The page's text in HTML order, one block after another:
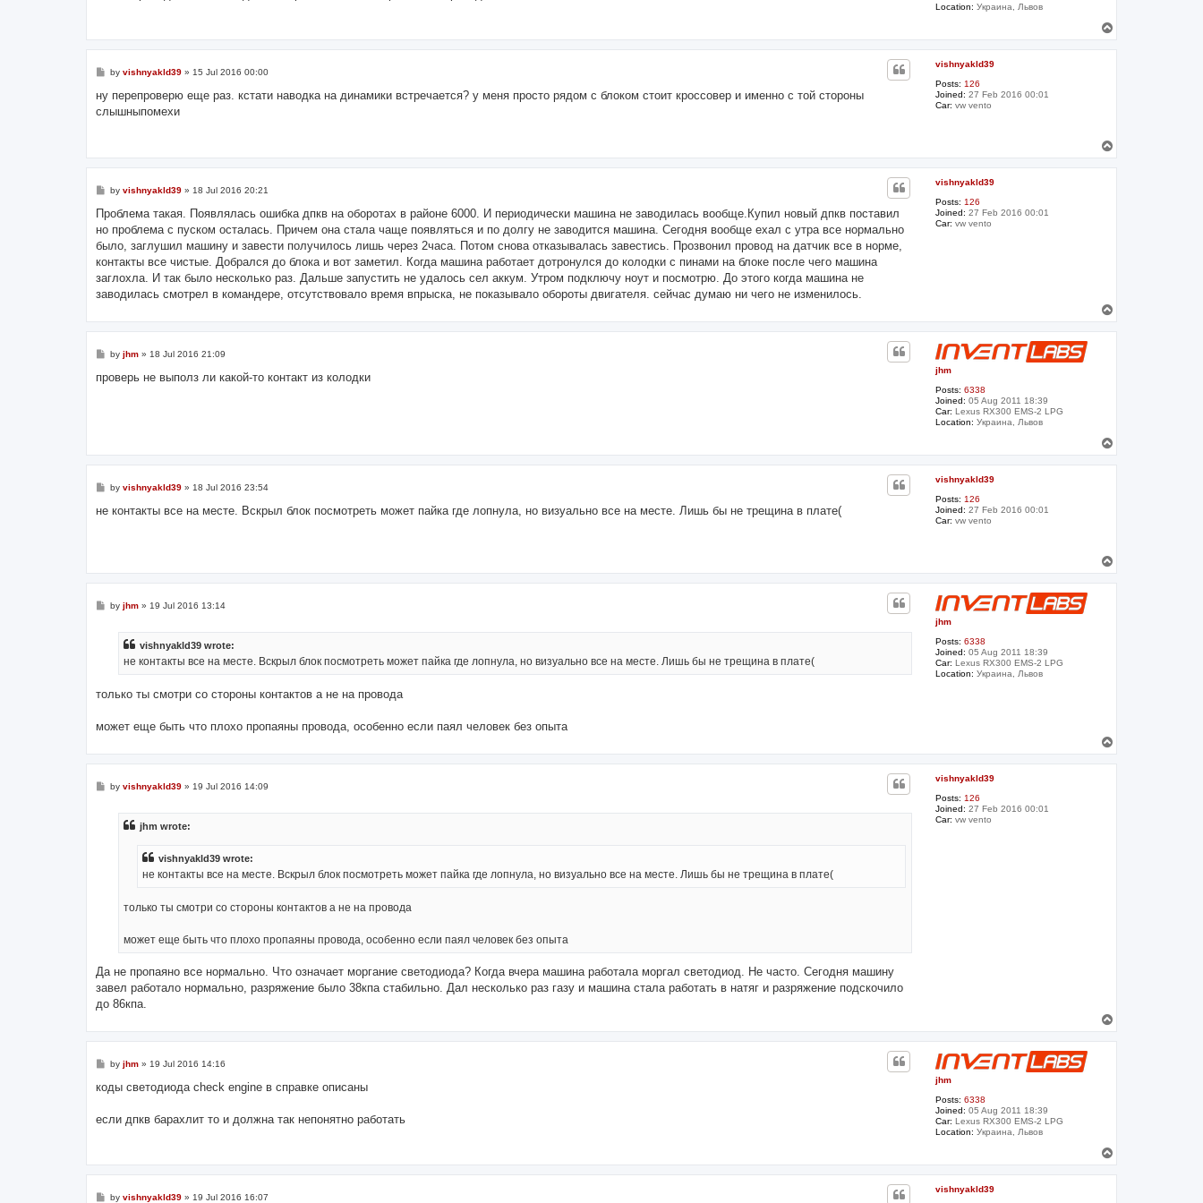
Location: Украина, Львов
o
p
vishnyakld39
Posts: 126
Joined: 27 Feb 2016 00:01
Car: vw vento
P
s
by vishnyakld39» 15 Jul 2016 00:00
ну перепроверю еще раз. кстати наводка на динамики встречается? у меня просто рядом с блоком стоит кроссовер и именно с той стороны
слышныпомехи
o
p
vishnyakld39
Posts: 126
Joined: 27 Feb 2016 00:01
Car: vw vento
P
s
by vishnyakld39» 18 Jul 2016 20:21
Проблема такая. Появлялась ошибка дпкв на оборотах в районе 6000. И периодически машина не заводилась вообще.Купил новый дпкв поставил
но проблема с пуском осталась. Причем она стала чаще появляться и по долгу не заводится машина. Сегодня вообще ехал с утра все нормально
было, заглушил машину и завести получилось лишь через 2часа. Потом снова отказывалась завестись. Прозвонил провод на датчик все в норме,
контакты все чистые. Добрался до блока и вот заметил. Когда машина работает дотронулся до колодки с пинами на блоке после чего машина
заглохла. И так было несколько раз. Дальше запустить не удалось сел аккум. Утром подключу ноут и посмотрю. До этого когда машина не
заводилась смотрел в командере, отсутствовало время впрыска, не показывало обороты двигателя. сейчас думаю ни чего не изменилось.
o
p
jhm
Posts: 6338
Joined: 05 Aug 2011 18:39
Car: Lexus RX300 EMS-2 LPG
Location: Украина, Львов
P
s
by jhm» 18 Jul 2016 21:09
проверь не выполз ли какой-то контакт из колодки
o
p
vishnyakld39
Posts: 126
Joined: 27 Feb 2016 00:01
Car: vw vento
P
s
by vishnyakld39» 18 Jul 2016 23:54
не контакты все на месте. Вскрыл блок посмотреть может пайка где лопнула, но визуально все на месте. Лишь бы не трещина в плате(
o
p
jhm
Posts: 6338
Joined: 05 Aug 2011 18:39
Car: Lexus RX300 EMS-2 LPG
Location: Украина, Львов
Pby jhm» 19 Jul 2016 13:14
vishnyakld39 wrote:
не контакты все на месте. Вскрыл блок посмотреть может пайка где лопнула, но визуально все на месте. Лишь бы не трещина в плате(
только ты смотри со стороны контактов а не на провода
может еще быть что плохо пропаяны провода, особенно если паял человек без опыта
o
p
vishnyakld39
Posts: 126
Joined: 27 Feb 2016 00:01
Car: vw vento
Pby vishnyakld39» 19 Jul 2016 14:09
jhm wrote:
vishnyakld39 wrote:
не контакты все на месте. Вскрыл блок посмотреть может пайка где лопнула, но визуально все на месте. Лишь бы не трещина в плате(
только ты смотри со стороны контактов а не на провода
может еще быть что плохо пропаяны провода, особенно если паял человек без опыта
Да не пропаяно все нормально. Что означает моргание светодиода? Когда вчера машина работала моргал светодиод. Не часто. Сегодня машину
завел работало нормально, разряжение было 38кпа стабильно. Дал несколько раз газу и машина стала работать в натяг и разряжение подскочило
до 86кпа.
o
p
jhm
Posts: 6338
Joined: 05 Aug 2011 18:39
Car: Lexus RX300 EMS-2 LPG
Location: Украина, Львов
P
s
t
by jhm» 19 Jul 2016 14:16
коды светодиода check engine в справке описаны
если дпкв барахлит то и должна так непонятно работать
o
p
vishnyakld39
Pby vishnyakld39» 19 Jul 2016 16:07